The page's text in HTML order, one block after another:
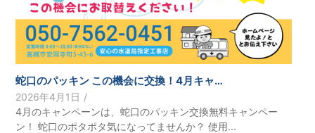
蛇口のパッキン この機会に交換！4月キャ…
2026年4月1日 /
4月のキャンペーンは、蛇口のパッキン交換無料キャンペー
ン！ 蛇口のポタポタ気になってませんか？ 使用...